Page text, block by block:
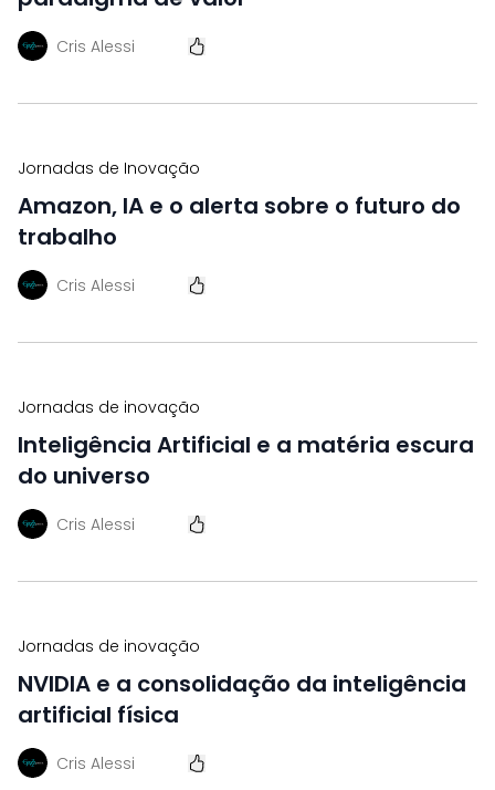
Cris Alessi
Jornadas de Inovação
Amazon, IA e o alerta sobre o futuro do
trabalho
Cris Alessi
Jornadas de inovação
Inteligência Artificial e a matéria escura
do universo
Cris Alessi
Jornadas de inovação
NVIDIA e a consolidação da inteligência
artificial física
Cris Alessi